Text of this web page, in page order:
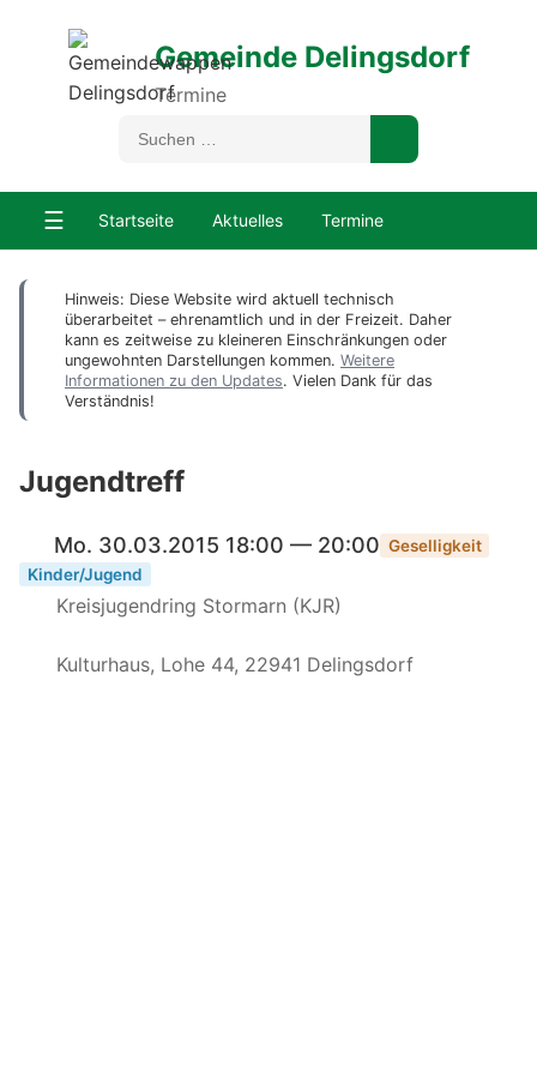
Gemeinde Delingsdorf
Termine
☰ Startseite Aktuelles Termine
Hinweis: Diese Website wird aktuell technisch
überarbeitet – ehrenamtlich und in der Freizeit. Daher
kann es zeitweise zu kleineren Einschränkungen oder
ungewohnten Darstellungen kommen. Weitere
Informationen zu den Updates. Vielen Dank für das
Verständnis!
Jugendtreff
Mo. 30.03.2015 18:00 — 20:00 Geselligkeit
Kinder/Jugend
Kreisjugendring Stormarn (KJR)
Kulturhaus, Lohe 44, 22941 Delingsdorf